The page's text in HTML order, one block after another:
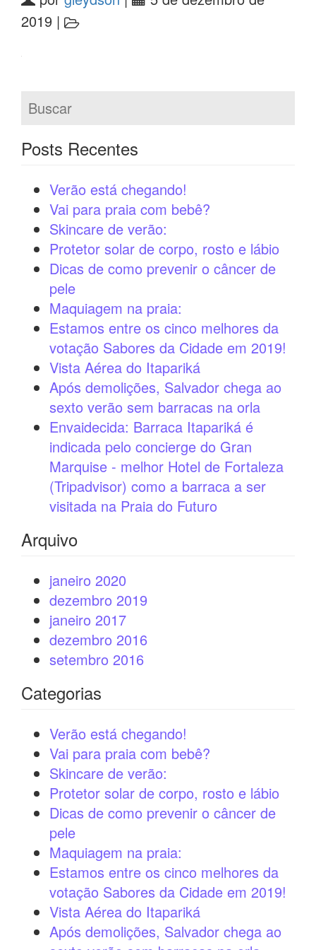
2019 |
Posts Recentes
Verão está chegando!
Vai para praia com bebê?
Skincare de verão:
Protetor solar de corpo, rosto e lábio
Dicas de como prevenir o câncer de
pele
Maquiagem na praia:
Estamos entre os cinco melhores da
votação Sabores da Cidade em 2019!
Vista Aérea do Itapariká
Após demolições, Salvador chega ao
sexto verão sem barracas na orla
Envaidecida: Barraca Itapariká é
indicada pelo concierge do Gran
Marquise - melhor Hotel de Fortaleza
(Tripadvisor) como a barraca a ser
visitada na Praia do Futuro
Arquivo
janeiro 2020
dezembro 2019
janeiro 2017
dezembro 2016
setembro 2016
Categorias
Verão está chegando!
Vai para praia com bebê?
Skincare de verão:
Protetor solar de corpo, rosto e lábio
Dicas de como prevenir o câncer de
pele
Maquiagem na praia:
Estamos entre os cinco melhores da
votação Sabores da Cidade em 2019!
Vista Aérea do Itapariká
Após demolições, Salvador chega ao